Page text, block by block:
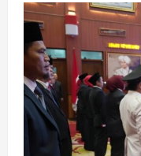
Dewan,
Sastra
Winara
Perkuat
dengan